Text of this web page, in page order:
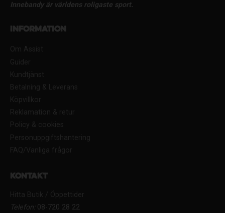
Innebandy är världens roligaste sport.
Information
Om Assist
Guider
Kundtjänst
Betalning & Leverans
Köpvillkor
Reklamation & retur
Policy & cookies
Personuppgiftshantering
FAQ/Vanliga frågor
Kontakt
Hitta Butik / Öppettider
Telefon:08-720 28 22